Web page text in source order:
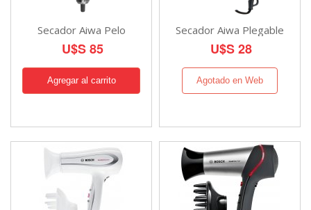
Secador Aiwa Pelo
U$S 85
Secador Aiwa Plegable
U$S 28
Agotado en Web